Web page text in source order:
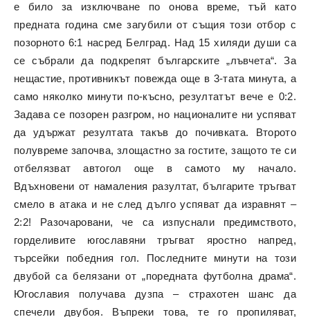
е било за изключване по онова време, тъй като
предната година сме загубили от същия този отбор с
позорното 6:1 насред Белград. Над 15 хиляди души са
се събрали да подкрепят българските „лъвчета“. За
нещастие, противникът повежда още в 3-тата минута, а
само няколко минути по-късно, резултатът вече е 0:2.
Задава се позорен разгром, но националите ни успяват
да удържат резултата такъв до почивката. Второто
полувреме започва, злощастно за гостите, защото те си
отбелязват автогол още в самото му начало.
Вдъхновени от намаления разултат, българите тръгват
смело в атака и не след дълго успяват да изравнят –
2:2! Разочаровани, че са изпуснали предимството,
горделивите югославяни тръгват яростно напред,
търсейки победния гол. Последните минути на този
двубой са белязани от „поредната футболна драма“.
Югославия получава дузпа – страхотен шанс да
спечели двубоя. Въпреки това, те го пропиляват,